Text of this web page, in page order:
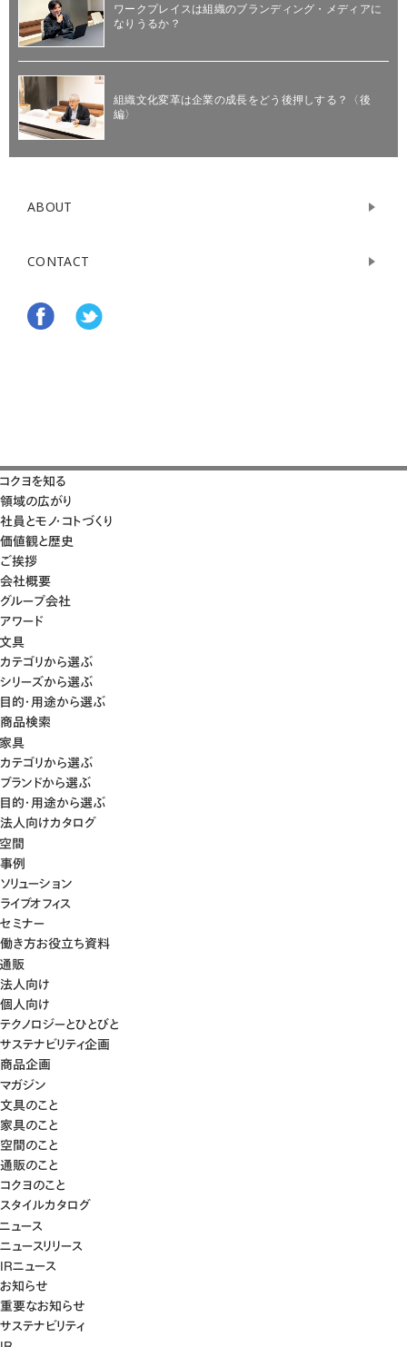
ワークプレイスは組織のブランディング・メディアに
なりうるか？
組織文化変革は企業の成長をどう後押しする？〈後
編〉
ABOUT
CONTACT
コクヨを知る
領域の広がり
社員とモノ・コトづくり
価値観と歴史
ご挨拶
会社概要
グループ会社
アワード
文具
カテゴリから選ぶ
シリーズから選ぶ
目的・用途から選ぶ
商品検索
家具
カテゴリから選ぶ
ブランドから選ぶ
目的・用途から選ぶ
法人向けカタログ
空間
事例
ソリューション
ライブオフィス
セミナー
働き方お役立ち資料
通販
法人向け
個人向け
テクノロジーとひとびと
サステナビリティ企画
商品企画
マガジン
文具のこと
家具のこと
空間のこと
通販のこと
コクヨのこと
スタイルカタログ
ニュース
ニュースリリース
IRニュース
お知らせ
重要なお知らせ
サステナビリティ